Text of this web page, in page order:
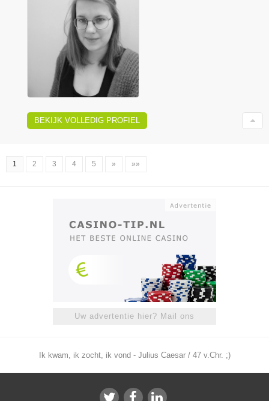
BEKIJK VOLLEDIG PROFIEL
1 2 3 4 5 » »»
Uw advertentie hier? Mail ons
Ik kwam, ik zocht, ik vond - Julius Caesar / 47 v.Chr. ;)